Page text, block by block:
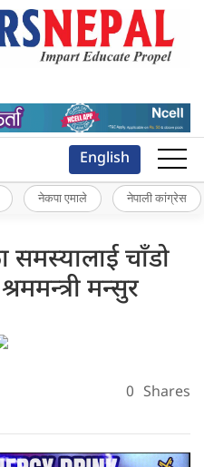
English
नेकपा एमाले नेपाली कांग्रेस
समस्यालाई चाँडो
मन्सुर
0 Shares